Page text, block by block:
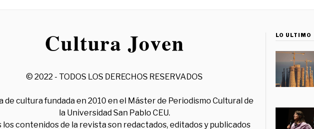
© 2022 - TODOS LOS DERECHOS RESERVADOS
de cultura fundada en 2010 en el Máster de Periodismo Cultural de
la Universidad San Pablo CEU.
los contenidos de la revista son redactados, editados y publicados
LO ÚLTIMO